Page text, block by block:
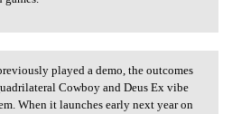
played a
played a demo, the outcomes
Cowboy and Deus Ex vibe
When it launches early next year on